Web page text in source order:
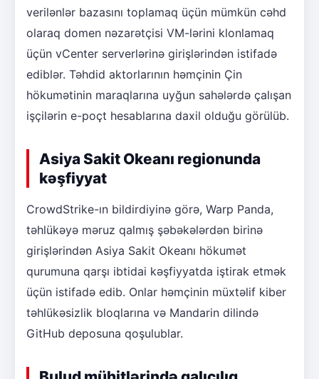
verilənlər bazasını toplamaq üçün mümkün cəhd
olaraq domen nəzarətçisi VM-lərini klonlamaq
üçün vCenter serverlərinə girişlərindən istifadə
ediblər. Təhdid aktorlarının həmçinin Çin
hökumətinin maraqlarına uyğun sahələrdə çalışan
işçilərin e-poçt hesablarına daxil olduğu görülüb.
Asiya Sakit Okeanı regionunda
kəşfiyyat
CrowdStrike-ın bildirdiyinə görə, Warp Panda,
təhlükəyə məruz qalmış şəbəkələrdən birinə
girişlərindən Asiya Sakit Okeanı hökumət
qurumuna qarşı ibtidai kəşfiyyatda iştirak etmək
üçün istifadə edib. Onlar həmçinin müxtəlif kiber
təhlükəsizlik bloqlarına və Mandarin dilində
GitHub deposuna qoşulublar.